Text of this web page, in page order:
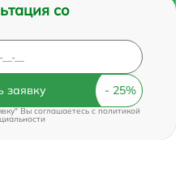
со
заявку
Вы соглашаетесь c политикой